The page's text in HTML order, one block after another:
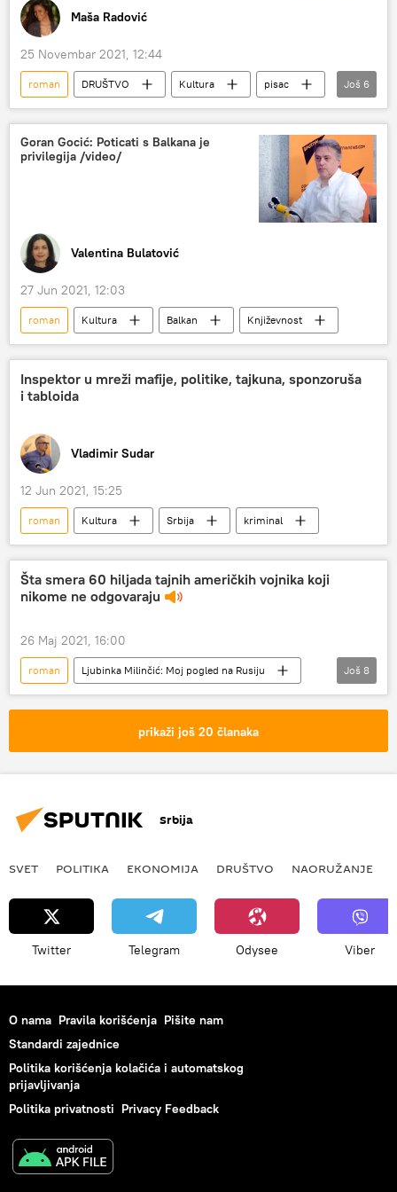
Maša Radović
25 Novembar 2021, 12:44
roman DRUŠTVO Kultura
pisac
čitanje knjiga
Miloš Latinović
Društvo
Književnost
BITEF
Još 6
Goran Gocić: Poticati s Balkana je
privilegija /video/
Valentina Bulatović
27 Jun 2021, 12:03
roman Kultura Balkan Književnost
Inspektor u mreži mafije, politike, tajkuna, sponzoruša
i tabloida
Vladimir Sudar
12 Jun 2021, 15:25
roman Kultura Srbija kriminal
Šta smera 60 hiljada tajnih američkih vojnika koji
nikome ne odgovaraju
26 Maj 2021, 16:00
roman
Ljubinka Milinčić: Moj pogled na Rusiju
Radio
Ljubinka Milinčić
Amerika
armija
Mihail Bulgakov Rusija
Još 8
prikaži još 20 članaka
Srbija
SVET POLITIKA EKONOMIJA DRUŠTVO NAORUŽANJE
Twitter Telegram Odysee Viber
O nama Pravila korišćenja Pišite nam
Standardi zajednice
Politika korišćenja kolačića i automatskog
prijavljivanja
Politika privatnosti Privacy Feedback